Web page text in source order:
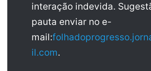
interação indevida.
pauta enviar no e-
mail:
il.com.